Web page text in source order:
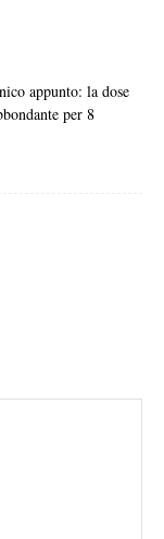
appunto: la dose
per 8